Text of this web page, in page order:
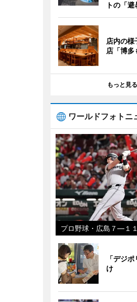
トの「
店内の様
店「博多
もっと見る
ワールドフォトニ
プロ野球・広島７―１
「デジ
け